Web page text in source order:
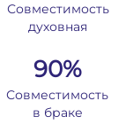
Совместимость
духовная
90%
Совместимость
в браке